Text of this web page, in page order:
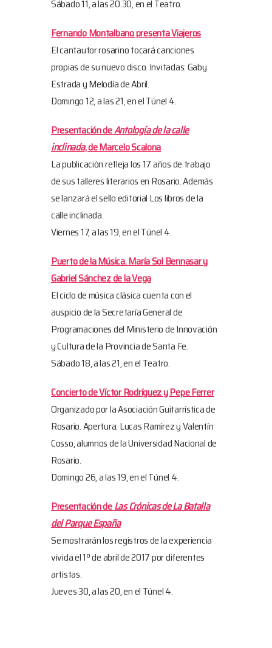
Sábado 11, a las 20.30, en el Teatro.
Fernando Montalbano presenta Viajeros
El cantautor rosarino tocará canciones
propias de su nuevo disco. Invitadas: Gaby
Estrada y Melodía de Abril.
Domingo 12, a las 21, en el Túnel 4.
Presentación deAntología de la calle
inclinada, de Marcelo Scalona
La publicación refleja los 17 años de trabajo
de sus talleres literarios en Rosario. Además
se lanzará el sello editorial Los libros de la
calle inclinada.
Viernes 17, a las 19, en el Túnel 4.
Puerto de la Música. María Sol Bennasar y
Gabriel Sánchez de la Vega
El ciclo de música clásica cuenta con el
auspicio de la Secretaría General de
Programaciones del Ministerio de Innovación
y Cultura de la Provincia de Santa Fe.
Sábado 18, a las 21, en el Teatro.
Concierto de Víctor Rodríguez y Pepe Ferrer
Organizado por la Asociación Guitarrística de
Rosario. Apertura: Lucas Ramírez y Valentín
Cosso, alumnos de la Universidad Nacional de
Rosario.
Domingo 26, a las 19, en el Túnel 4.
Presentación deLas Crónicas de La Batalla
del Parque España
Se mostrarán los registros de la experiencia
vivida el 1º de abril de 2017 por diferentes
artistas.
Jueves 30, a las 20, en el Túnel 4.